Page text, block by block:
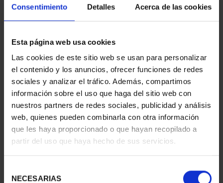
Consentimiento Detalles Acerca de las cookies
Esta página web usa cookies
Las cookies de este sitio web se usan para personalizar
el contenido y los anuncios, ofrecer funciones de redes
sociales y analizar el tráfico. Además, compartimos
información sobre el uso que haga del sitio web con
nuestros partners de redes sociales, publicidad y análisis
web, quienes pueden combinarla con otra información
que les haya proporcionado o que hayan recopilado a
partir del uso que haya hecho de sus servicios.
NECESARIAS
MARÍA DE MAEZTU
(2023) 8 REALES
140,00 €
MARGARITA SALAS
(2024) 8 REALES
140,00 €